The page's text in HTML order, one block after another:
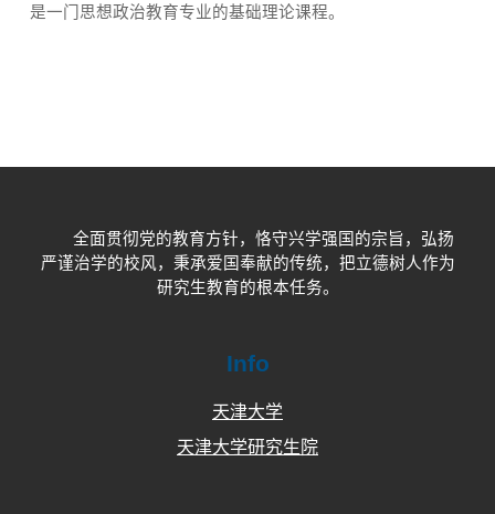
是一门思想政治教育专业的基础理论课程。
全面贯彻党的教育方针，恪守兴学强国的宗旨，弘扬
严谨治学的校风，秉承爱国奉献的传统，把立德树人作为
研究生教育的根本任务。
Info
天津大学
天津大学研究生院